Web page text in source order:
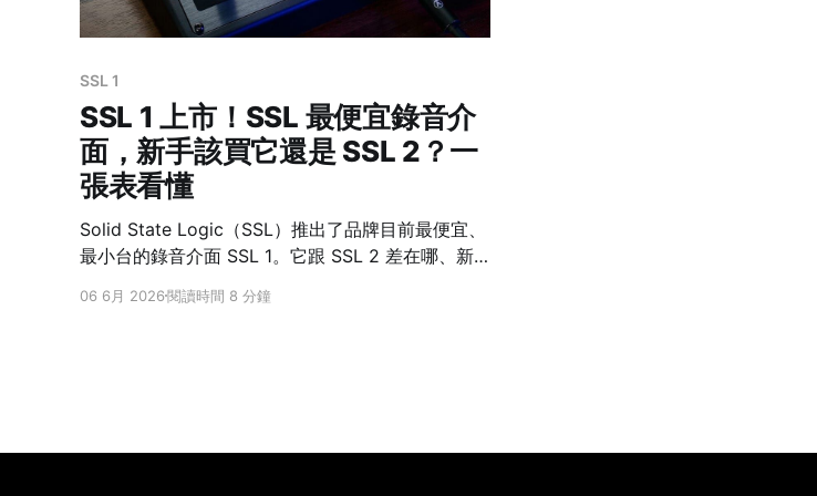
SSL 1
SSL 1 上市！SSL 最便宜錄音介
面，新手該買它還是 SSL 2？一
張表看懂
Solid State Logic（SSL）推出了品牌目前最便宜、
最小台的錄音介面 SSL 1。它跟 SSL 2 差在哪、新
麥買 SSL 1，兩支麥上 SSL 2 一句話：一支麥 + 一
06 6月 2026閱讀時間 8 分鐘